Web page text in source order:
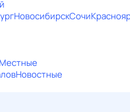
НовосибирскСочи
Местные
Новостные